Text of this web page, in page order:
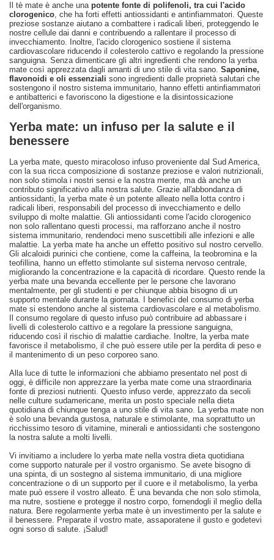
Il tè mate è anche una potente fonte di polifenoli, tra cui l'acido
clorogenico, che ha forti effetti antiossidanti e antinfiammatori. Queste
preziose sostanze aiutano a combattere i radicali liberi, proteggendo le
nostre cellule dai danni e contribuendo a rallentare il processo di
invecchiamento. Inoltre, l'acido clorogenico sostiene il sistema
cardiovascolare riducendo il colesterolo cattivo e regolando la pressione
sanguigna. Senza dimenticare gli altri ingredienti che rendono la yerba
mate così apprezzata dagli amanti di uno stile di vita sano. Saponine,
flavonoidi e oli essenziali sono ingredienti dalle proprietà salutari che
sostengono il nostro sistema immunitario, hanno effetti antinfiammatori
e antibatterici e favoriscono la digestione e la disintossicazione
dell'organismo.
Yerba mate: un infuso per la salute e il
benessere
La yerba mate, questo miracoloso infuso proveniente dal Sud America,
con la sua ricca composizione di sostanze preziose e valori nutrizionali,
non solo stimola i nostri sensi e la nostra mente, ma dà anche un
contributo significativo alla nostra salute. Grazie all'abbondanza di
antiossidanti, la yerba mate è un potente alleato nella lotta contro i
radicali liberi, responsabili del processo di invecchiamento e dello
sviluppo di molte malattie. Gli antiossidanti come l'acido clorogenico
non solo rallentano questi processi, ma rafforzano anche il nostro
sistema immunitario, rendendoci meno suscettibili alle infezioni e alle
malattie. La yerba mate ha anche un effetto positivo sul nostro cervello.
Gli alcaloidi purinici che contiene, come la caffeina, la teobromina e la
teofillina, hanno un effetto stimolante sul sistema nervoso centrale,
migliorando la concentrazione e la capacità di ricordare. Questo rende la
yerba mate una bevanda eccellente per le persone che lavorano
mentalmente, per gli studenti e per chiunque abbia bisogno di un
supporto mentale durante la giornata. I benefici del consumo di yerba
mate si estendono anche al sistema cardiovascolare e al metabolismo.
Il consumo regolare di questo infuso può contribuire ad abbassare i
livelli di colesterolo cattivo e a regolare la pressione sanguigna,
riducendo così il rischio di malattie cardiache. Inoltre, la yerba mate
favorisce il metabolismo, il che può essere utile per la perdita di peso e
il mantenimento di un peso corporeo sano.
Alla luce di tutte le informazioni che abbiamo presentato nel post di
oggi, è difficile non apprezzare la yerba mate come una straordinaria
fonte di preziosi nutrienti. Questo infuso verde, apprezzato da secoli
nelle culture sudamericane, merita un posto speciale nella dieta
quotidiana di chiunque tenga a uno stile di vita sano. La yerba mate non
è solo una bevanda gustosa, naturale e stimolante, ma soprattutto un
ricchissimo tesoro di vitamine, minerali e antiossidanti che sostengono
la nostra salute a molti livelli.
Vi invitiamo a includere lo yerba mate nella vostra dieta quotidiana
come supporto naturale per il vostro organismo. Se avete bisogno di
una spinta, di un sostegno al sistema immunitario, di una migliore
concentrazione o di un supporto per il cuore e il metabolismo, la yerba
mate può essere il vostro alleato. È una bevanda che non solo stimola,
ma nutre, sostiene e protegge il nostro corpo, fornendogli il meglio della
natura. Bere regolarmente yerba mate è un investimento per la salute e
il benessere. Preparate il vostro mate, assaporatene il gusto e godetevi
ogni sorso di salute. ¡Salud!